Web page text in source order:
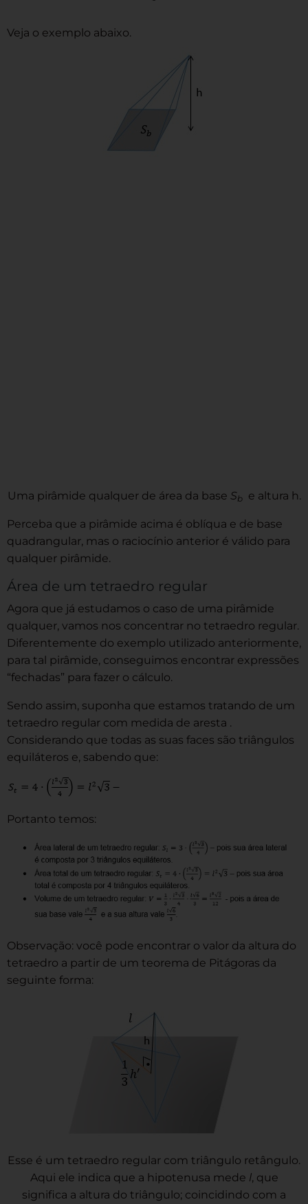
Veja o exemplo abaixo.
Uma pirâmide qualquer de área da base Sbe altura h.
Perceba que a pirâmide acima é oblíqua e de base
quadrangular, mas o raciocínio anterior é válido para
qualquer pirâmide.
Área de um tetraedro regular
Agora que já estudamos o caso de uma pirâmide
qualquer, vamos nos concentrar no tetraedro regular.
Diferentemente do exemplo utilizado anteriormente,
para tal pirâmide, conseguimos encontrar expressões
“fechadas” para fazer o cálculo.
Sendo assim, suponha que estamos tratando de um
tetraedro regular com medida de aresta .
Considerando que todas as suas faces são triângulos
equiláteros e, sabendo que:
Portanto temos:
Observação: você pode encontrar o valor da altura do
tetraedro a partir de um teorema de Pitágoras da
seguinte forma:
Esse é um tetraedro regular com triângulo retângulo.
Aqui ele indica que a hipotenusa mede l, que
significa a altura do triângulo; coincidindo com a